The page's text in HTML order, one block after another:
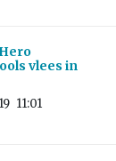
vlees in
11:01